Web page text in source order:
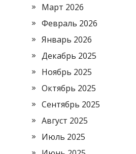
Март 2026
Февраль 2026
Январь 2026
Декабрь 2025
Ноябрь 2025
Октябрь 2025
Сентябрь 2025
Август 2025
Июль 2025